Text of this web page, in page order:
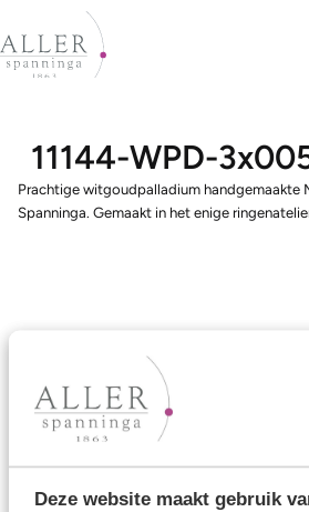
Deze website maakt gebruik
11144-WPD-
Prachtige witgoudpalladium handgemaakte
Spanninga. Gemaakt in het enige
Ons aanbod
Trouwringen
Memoireringen
Verlovingsringen